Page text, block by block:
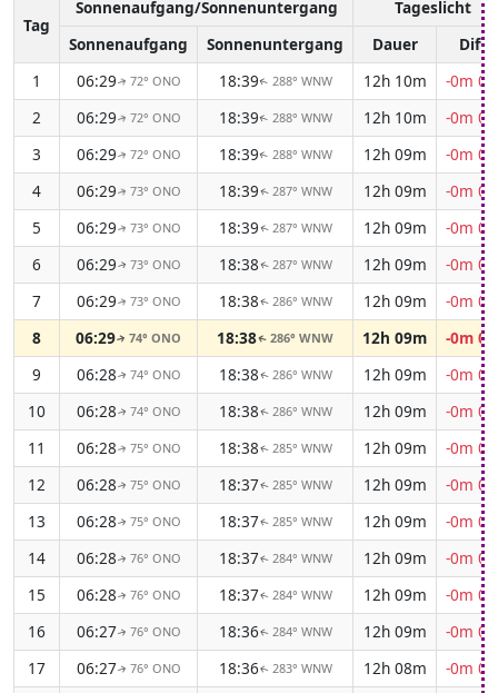
Tag
Sonnenaufgang/Sonnenuntergang
Tageslicht
Sonnenaufgang
Sonnenuntergang Dauer
Diff.
1
06:29↑ 72° ONO 18:39↑ 288° WNW 12h 10m
-0m
2
06:29↑ 72° ONO 18:39↑ 288° WNW 12h 10m
-0m
3
06:29↑ 72° ONO 18:39↑ 288° WNW 12h 09m
-0m
4
06:29↑ 73° ONO 18:39↑ 287° WNW 12h 09m
-0m
5
06:29↑ 73° ONO 18:39↑ 287° WNW 12h 09m
-0m
6
06:29↑ 73° ONO 18:38↑ 287° WNW 12h 09m
-0m
7
06:29↑ 73° ONO 18:38↑ 286° WNW 12h 09m
-0m
8
06:29↑ 74° ONO 18:38↑ 286° WNW 12h 09m
-0m
9
06:28↑ 74° ONO 18:38↑ 286° WNW 12h 09m
-0m
10
06:28↑ 74° ONO 18:38↑ 286° WNW 12h 09m
-0m
11
06:28↑ 75° ONO 18:38↑ 285° WNW 12h 09m
-0m
12
06:28↑ 75° ONO 18:37↑ 285° WNW 12h 09m
-0m
13
06:28↑ 75° ONO 18:37↑ 285° WNW 12h 09m
-0m
14
06:28↑ 76° ONO 18:37↑ 284° WNW 12h 09m
-0m
15
06:28↑ 76° ONO 18:37↑ 284° WNW 12h 09m
-0m
16
06:27↑ 76° ONO 18:36↑ 284° WNW 12h 09m
-0m
17
06:27↑ 76° ONO 18:36↑ 283° WNW 12h 08m
-0m